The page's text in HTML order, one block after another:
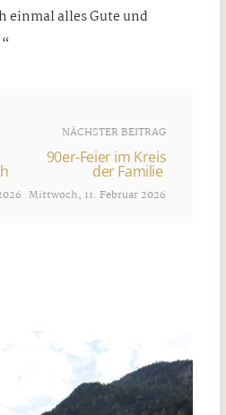
einmal alles Gute und
NÄCHSTER BEITRAG
90er-Feier im Kreis
der Familie
Mittwoch, 11. Februar 2026